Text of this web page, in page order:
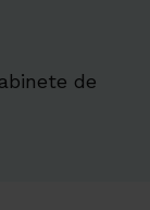
de